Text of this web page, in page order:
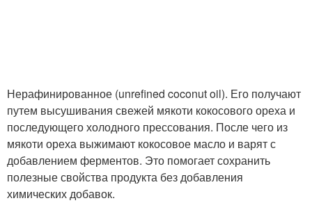
Нерафинированное (unrefined coconut oil). Его получают
путем высушивания свежей мякоти кокосового ореха и
последующего холодного прессования. После чего из
мякоти ореха выжимают кокосовое масло и варят с
добавлением ферментов. Это помогает сохранить
полезные свойства продукта без добавления
химических добавок.